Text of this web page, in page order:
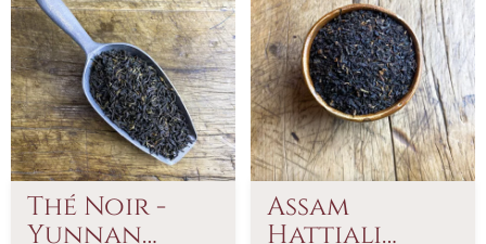
Thé Noir -
Yunnan
Assam
Hattiali